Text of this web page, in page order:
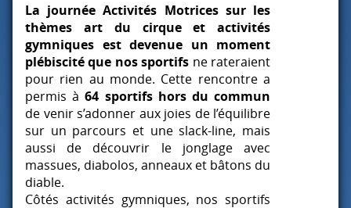
La journée Activités Motrices sur les
thèmes art du cirque et activités
gymniques est devenue un moment
plébiscité que nos sportifs ne rateraient
pour rien au monde. Cette rencontre a
permis à64 sportifs hors du commun
de venir s’adonner aux joies de l’équilibre
sur un parcours et une slack-line, mais
aussi de découvrir le jonglage avec
massues, diabolos, anneaux et bâtons du
diable.
Côtés activités gymniques, nos sportifs